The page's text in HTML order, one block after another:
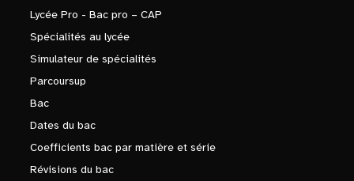
Lycée Pro - Bac pro – CAP
Spécialités au lycée
Simulateur de spécialités
Parcoursup
Bac
Dates du bac
Coefficients bac par matière et série
Révisions du bac